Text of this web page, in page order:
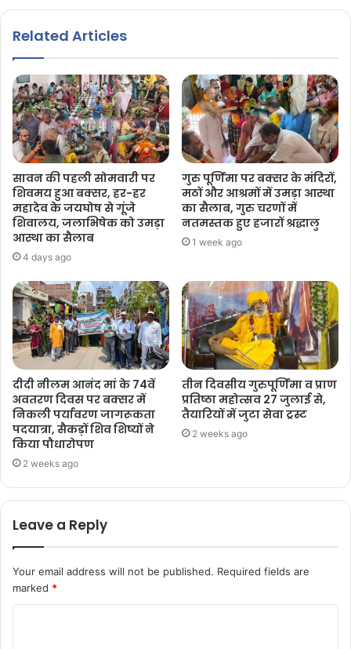
Related Articles
सावन की पहली सोमवारी पर
शिवमय हुआ बक्सर, हर-हर
महादेव के जयघोष से गूंजे
शिवालय, जलाभिषेक को उमड़ा
आस्था का सैलाब
4 days ago
गुरु पूर्णिमा पर बक्सर के मंदिरों,
मठों और आश्रमों में उमड़ा आस्था
का सैलाब, गुरु चरणों में
नतमस्तक हुए हजारों श्रद्धालु
1 week ago
दीदी नीलम आनंद मां के 74वें
अवतरण दिवस पर बक्सर में
निकली पर्यावरण जागरूकता
पदयात्रा, सैकड़ों शिव शिष्यों ने
किया पौधारोपण
2 weeks ago
तीन दिवसीय गुरुपूर्णिमा व प्राण
प्रतिष्ठा महोत्सव 27 जुलाई से,
तैयारियों में जुटा सेवा ट्रस्ट
2 weeks ago
Leave a Reply
Your email address will not be published. Required fields are
marked *